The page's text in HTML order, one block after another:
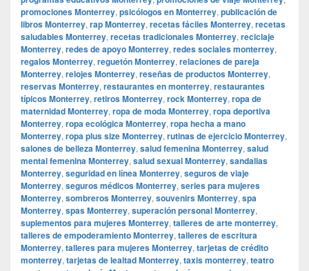
promociones Monterrey, psicólogos en Monterrey, publicación de
libros Monterrey, rap Monterrey, recetas fáciles Monterrey, recetas
saludables Monterrey, recetas tradicionales Monterrey, reciclaje
Monterrey, redes de apoyo Monterrey, redes sociales monterrey,
regalos Monterrey, reguetón Monterrey, relaciones de pareja
Monterrey, relojes Monterrey, reseñas de productos Monterrey,
reservas Monterrey, restaurantes en monterrey, restaurantes
típicos Monterrey, retiros Monterrey, rock Monterrey, ropa de
maternidad Monterrey, ropa de moda Monterrey, ropa deportiva
Monterrey, ropa ecológica Monterrey, ropa hecha a mano
Monterrey, ropa plus size Monterrey, rutinas de ejercicio Monterrey,
salones de belleza Monterrey, salud femenina Monterrey, salud
mental femenina Monterrey, salud sexual Monterrey, sandalias
Monterrey, seguridad en línea Monterrey, seguros de viaje
Monterrey, seguros médicos Monterrey, series para mujeres
Monterrey, sombreros Monterrey, souvenirs Monterrey, spa
Monterrey, spas Monterrey, superación personal Monterrey,
suplementos para mujeres Monterrey, talleres de arte monterrey,
talleres de empoderamiento Monterrey, talleres de escritura
Monterrey, talleres para mujeres Monterrey, tarjetas de crédito
monterrey, tarjetas de lealtad Monterrey, taxis monterrey, teatro